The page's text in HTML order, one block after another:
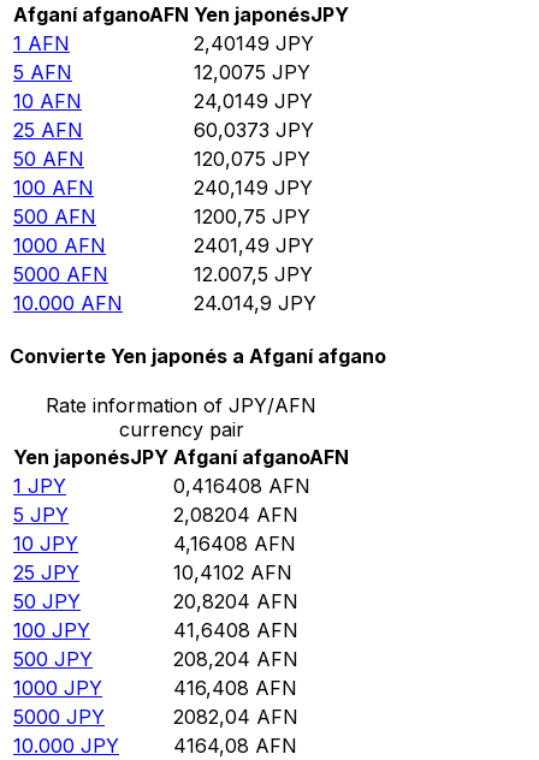
Afganí afganoAFN Yen japonésJPY
1 AFN 2,40149 JPY
5 AFN 12,0075 JPY
10 AFN 24,0149 JPY
25 AFN 60,0373 JPY
50 AFN 120,075 JPY
100 AFN 240,149 JPY
500 AFN 1200,75 JPY
1000 AFN 2401,49 JPY
5000 AFN 12.007,5 JPY
10.000 AFN 24.014,9 JPY
Convierte Yen japonés a Afganí afgano
Rate information of JPY/AFN
currency pair
Yen japonésJPY Afganí afganoAFN
1 JPY 0,416408 AFN
5 JPY 2,08204 AFN
10 JPY 4,16408 AFN
25 JPY 10,4102 AFN
50 JPY 20,8204 AFN
100 JPY 41,6408 AFN
500 JPY 208,204 AFN
1000 JPY 416,408 AFN
5000 JPY 2082,04 AFN
10.000 JPY 4164,08 AFN